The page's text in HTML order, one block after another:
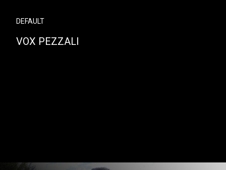
DEFAULT
VOX PEZZALI